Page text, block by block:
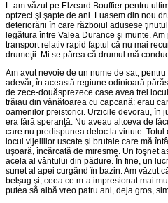
L-am văzut pe Elzeard Bouffier pentru
optzeci şi şapte de ani. Luasem din nou
deteriorării în care războiul adusese
legătura între Valea Durance şi munte.
transport relativ rapid faptul că nu mai
drumeţii. Mi se părea că drumul mă
Am avut nevoie de un nume de sat,
adevăr, în această regiune odinioară
de zece-douăsprezece case avea trei
trăiau din vânătoarea cu capcană: erau
oamenilor preistorici. Urzicile devorau, în
era fără speranţă. Nu aveau altceva de
care nu predispunea deloc la virtute.
locul vijeliilor uscate şi brutale care mă
uşoară, încărcată de miresme. Un foşnet
acela al vântului din pădure. În fine, un
sunet al apei curgând în bazin. Am văzut
belşug şi, ceea ce m-a impresionat mai
putea să aibă vreo patru ani, deja gros,